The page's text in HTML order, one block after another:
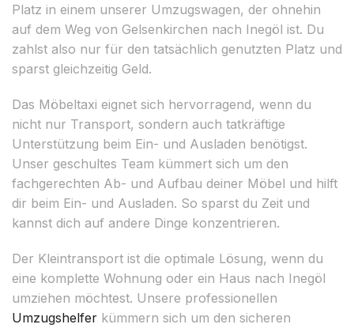
Platz in einem unserer Umzugswagen, der ohnehin
auf dem Weg von Gelsenkirchen nach Inegöl ist. Du
zahlst also nur für den tatsächlich genutzten Platz und
sparst gleichzeitig Geld.
Das Möbeltaxi eignet sich hervorragend, wenn du
nicht nur Transport, sondern auch tatkräftige
Unterstützung beim Ein- und Ausladen benötigst.
Unser geschultes Team kümmert sich um den
fachgerechten Ab- und Aufbau deiner Möbel und hilft
dir beim Ein- und Ausladen. So sparst du Zeit und
kannst dich auf andere Dinge konzentrieren.
Der Kleintransport ist die optimale Lösung, wenn du
eine komplette Wohnung oder ein Haus nach Inegöl
umziehen möchtest. Unsere professionellen
Umzugshelfer kümmern sich um den sicheren